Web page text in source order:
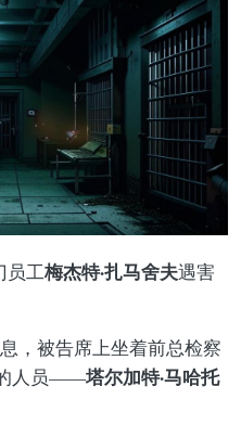
员工梅杰特·扎马舍夫遇害
，被告席上坐着前总检察
人员——塔尔加特·马哈托